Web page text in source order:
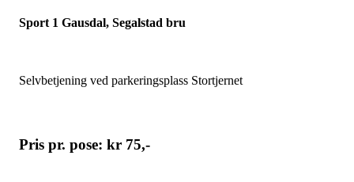
Sport 1 Gausdal, Segalstad bru
Selvbetjening ved parkeringsplass Stortjernet
Pris pr. pose: kr 75,-